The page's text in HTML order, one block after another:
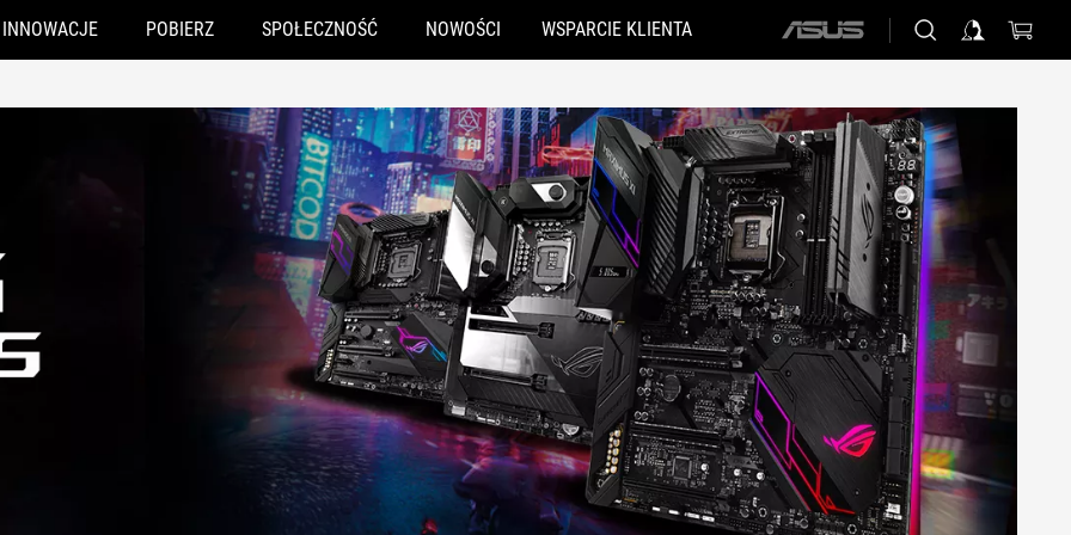
INNOWACJE POBIERZ SPOŁECZNOŚĆ NOWOŚCI WSPARCIE KLIENTA
ASUS